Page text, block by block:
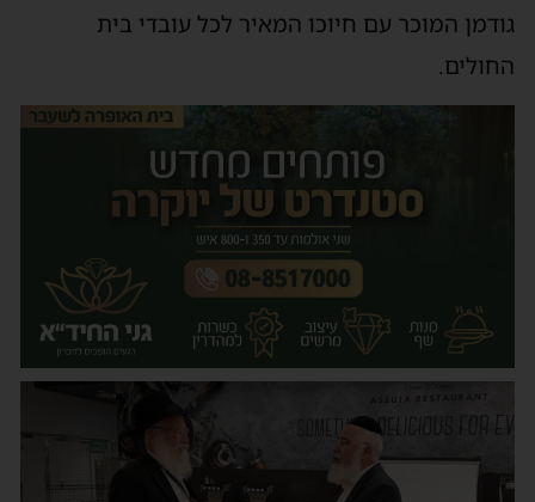
גודמן המוכר עם חיוכו המאיר לכל עובדי בית
החולים.